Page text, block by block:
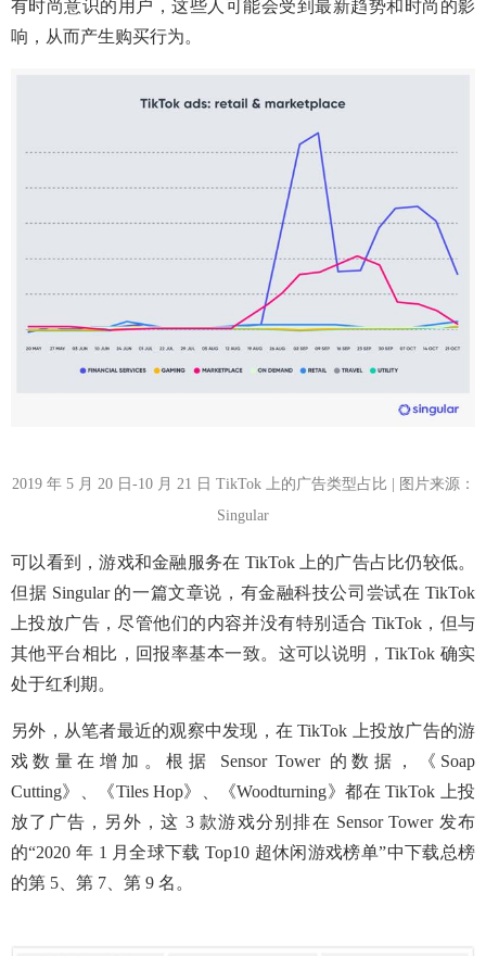
有时尚意识的用户，这些人可能会受到最新趋势和时尚的影
响，从而产生购买行为。
2019 年 5 月 20 日-10 月 21 日 TikTok 上的广告类型占比 | 图片来源：
Singular
可以看到，游戏和金融服务在 TikTok 上的广告占比仍较低。
但据 Singular 的一篇文章说，有金融科技公司尝试在 TikTok
上投放广告，尽管他们的内容并没有特别适合 TikTok，但与
其他平台相比，回报率基本一致。这可以说明，TikTok 确实
处于红利期。
另外，从笔者最近的观察中发现，在 TikTok 上投放广告的游
戏数量在增加。根据 Sensor Tower 的数据，《Soap
Cutting》、《Tiles Hop》、《Woodturning》都在 TikTok 上投
放了广告，另外，这 3 款游戏分别排在 Sensor Tower 发布
的“2020 年 1 月全球下载 Top10 超休闲游戏榜单”中下载总榜
的第 5、第 7、第 9 名。